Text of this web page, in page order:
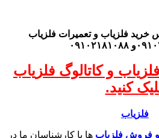
خرید فلزیاب و تعمیرات فلزیاب
و کاتالوگ فلزیاب
کنید.
فلزیاب
فروش فلزیاب ها با کارشناسان ما در